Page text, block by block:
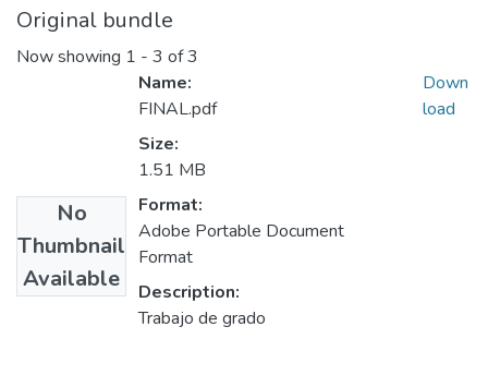
Original bundle
Now showing 1 - 3 of 3
No
Thumbnail
Available
Name:
FINAL.pdf
Size:
1.51 MB
Format:
Adobe Portable Document
Format
Description:
Trabajo de grado
Down
load